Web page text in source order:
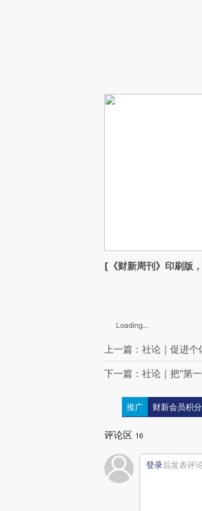
[《财新周刊》印刷版，
Loading...
上一篇：社论｜促进
下一篇：社论｜把“第
推广 财新会员积
评论区 16
登录后发表评